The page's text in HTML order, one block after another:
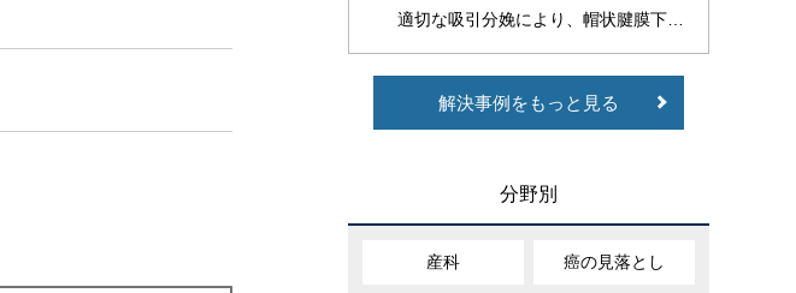
ころ、PT-INR異常高値（9.51）を示
時要介護状態で症状固定したことにつ
いて、1億2000万円余の和解が成立し
た事例
適切な吸引分娩により、帽状腱膜下出
血による播種性血管内凝固症候群
（DIC）を引き起こし、出産後死亡し
た事案で、和解により約3500万円の賠
解決事例をもっと見る
分野別
産科 癌の見落とし